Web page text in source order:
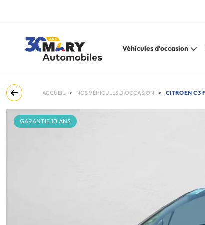
Véhicules d’occasion
ACCUEIL NOS VÉHICULES D'OCCASION CITROEN C3
GARANTIE 10 ANS